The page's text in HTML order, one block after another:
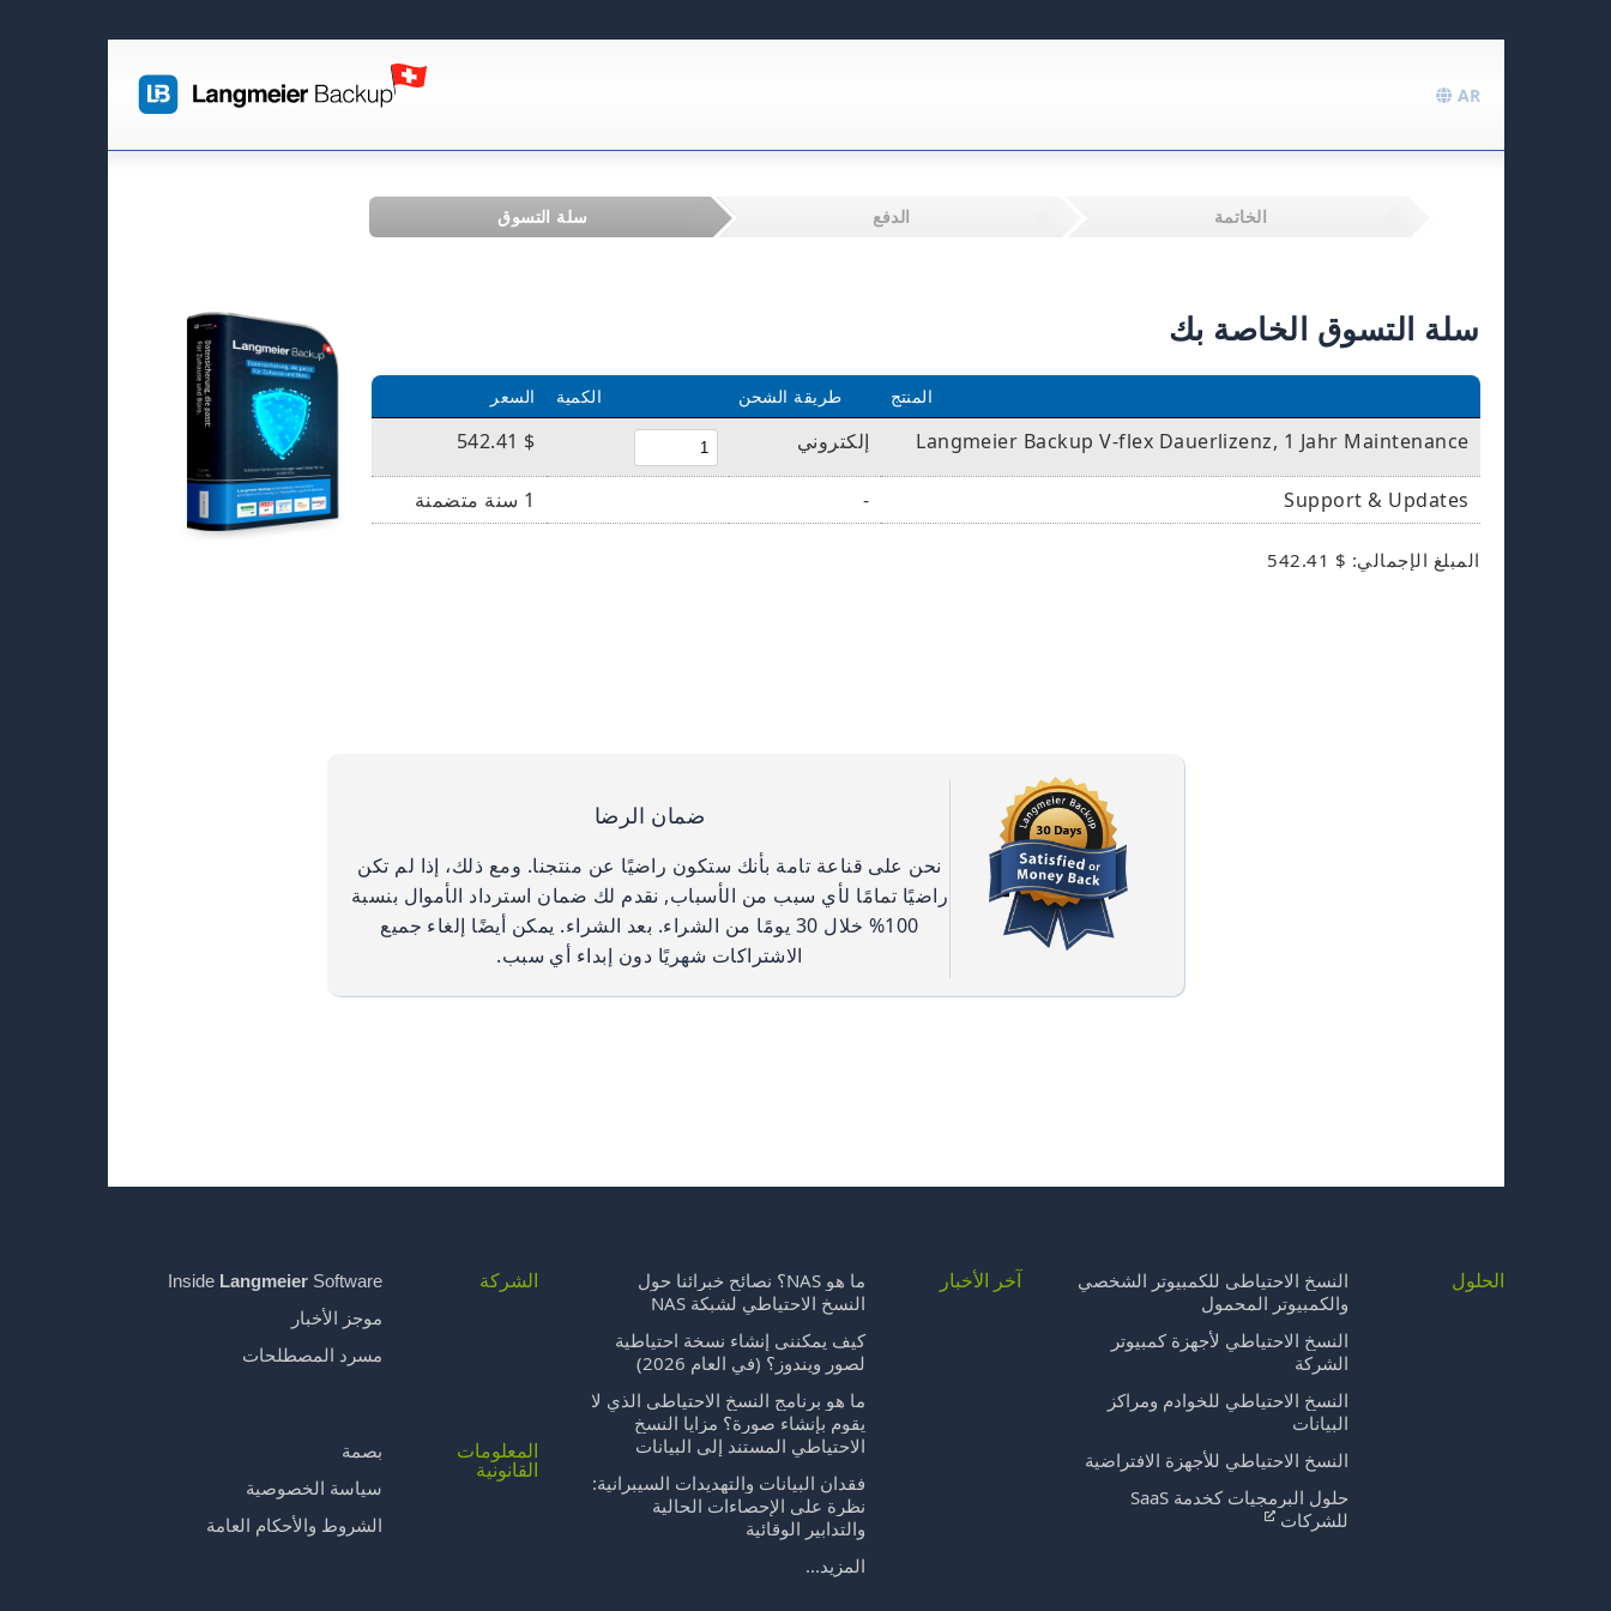
AR
سلة التسوق الدفع الخاتمة
سلة التسوق الخاصة بك
المنتج طريقة الشحن الكمية السعر
Langmeier Backup V-flex Dauerlizenz, 1 Jahr Maintenance إلكتروني $ 542.41
Support & Updates
- 1 سنة متضمنة
المبلغ الإجمالي: $ 542.41
ضمان الرضا
نحن على قناعة تامة بأنك ستكون راضيًا عن منتجنا. ومع ذلك، إذا لم تكن
راضيًا تمامًا لأي سبب من الأسباب, نقدم لك ضمان استرداد الأموال بنسبة
100% خلال 30 يومًا من الشراء. بعد الشراء. يمكن أيضًا إلغاء جميع
الاشتراكات شهريًا دون إبداء أي سبب.
الحلول
النسخ الاحتياطي للكمبيوتر الشخصي
والكمبيوتر المحمول
النسخ الاحتياطي لأجهزة كمبيوتر
الشركة
النسخ الاحتياطي للخوادم ومراكز
البيانات
النسخ الاحتياطي للأجهزة الافتراضية
حلول البرمجيات كخدمة SaaS
للشركات
آخر الأخبار
ما هو NAS؟ نصائح خبرائنا حول
النسخ الاحتياطي لشبكة NAS
كيف يمكنني إنشاء نسخة احتياطية
لصور ويندوز؟ (في العام 2026)
ما هو برنامج النسخ الاحتياطي الذي لا
يقوم بإنشاء صورة؟ مزايا النسخ
الاحتياطي المستند إلى البيانات
فقدان البيانات والتهديدات السيبرانية:
نظرة على الإحصاءات الحالية
والتدابير الوقائية
المزيد...
الشركة Inside Langmeier Software
موجز الأخبار
مسرد المصطلحات
المعلومات
القانونية
بصمة
سياسة الخصوصية
الشروط والأحكام العامة